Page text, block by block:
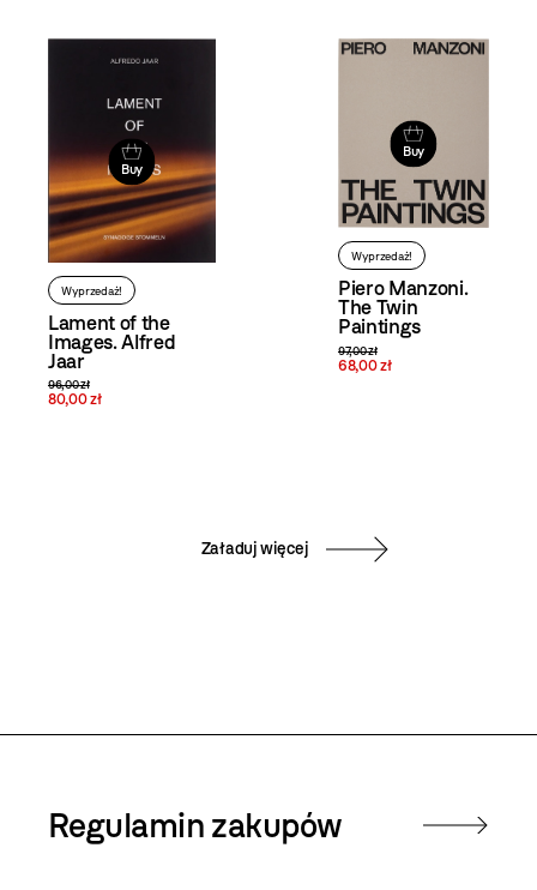
Buy
Wyprzedaż!
Lament of the
Images. Alfred
Jaar
96,00 zł
80,00 zł
Buy
Wyprzedaż!
Piero Manzoni.
The Twin
Paintings
97,00 zł
68,00 zł
Załaduj więcej
Regulamin zakupów